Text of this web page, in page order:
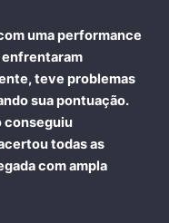
uma performance
enfrentaram
teve problemas
sua pontuação.
conseguiu
todas as
com ampla